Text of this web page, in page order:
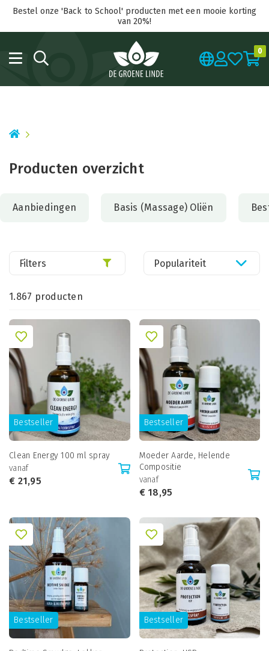
Bestel onze 'Back to School' producten met een mooie korting
van 20%!
0
Producten overzicht
Aanbiedingen Basis (Massage) Oliën
1.867 producten
Filters Populariteit
Bestseller
Clean Energy 100 ml spray
vanaf
€ 21,95
Bestseller
Moeder Aarde, Helende
Compositie
vanaf
€18,95
Bestseller Bestseller